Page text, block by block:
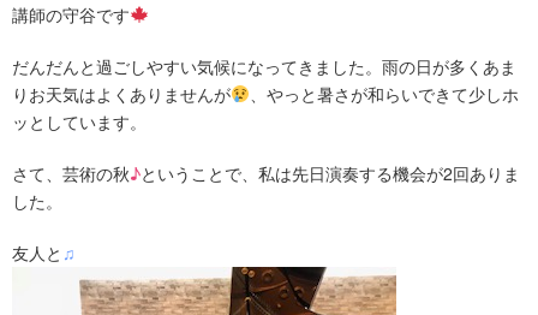
講師の守谷です
だんだんと過ごしやすい気候になってきました。雨の日が多くあま
りお天気はよくありませんが
、やっと暑さが和らいできて少しホ
ッとしています。
さて、芸術の秋♪ということで、私は先日演奏する機会が2回ありま
した。
友人と ♫